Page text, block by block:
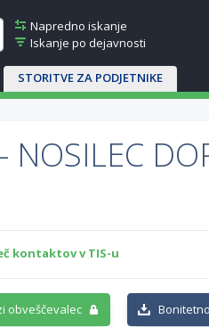
Napredno iskanje
Iskanje po dejavnosti
STORITVE ZA PODJETNIKE
NOSILEC
kontaktov v TIS-u
obveščevalec